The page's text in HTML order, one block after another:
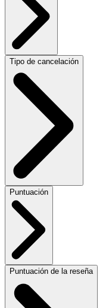
Tipo de cancelación
Puntuación
Puntuación de la reseña